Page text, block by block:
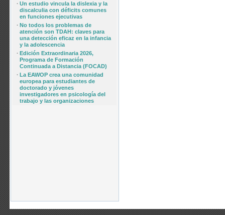
· Un estudio vincula la dislexia y la
discalculia con déficits comunes
en funciones ejecutivas
· No todos los problemas de
atención son TDAH: claves para
una detección eficaz en la infancia
y la adolescencia
· Edición Extraordinaria 2026,
Programa de Formación
Continuada a Distancia (FOCAD)
· La EAWOP crea una comunidad
europea para estudiantes de
doctorado y jóvenes
investigadores en psicología del
trabajo y las organizaciones